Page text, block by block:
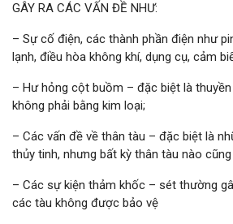
GÂY RA CÁC VẤN ĐỀ NHƯ:
– Sự cố điện, các thành phần điện như
lạnh, điều hòa không khí, dụng cụ, cảm
– Hư hỏng cột buồm – đặc biệt là
không phải bằng kim loại;
– Các vấn đề về thân tàu – đặc biệt là
thủy tinh, nhưng bất kỳ thân tàu nào
– Các sự kiện thảm khốc – sét thường
các tàu không được bảo vệ